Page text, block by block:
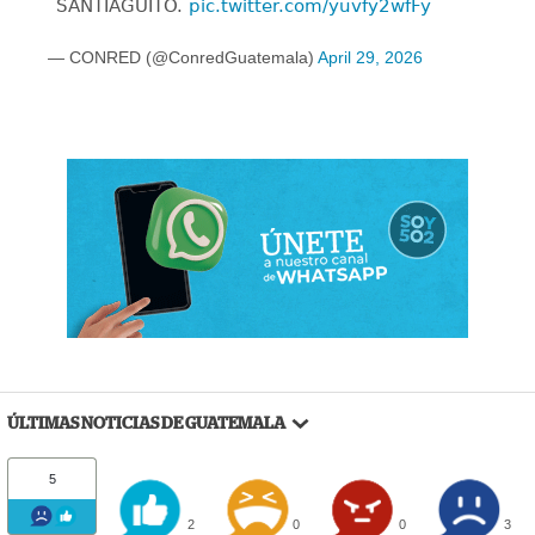
SANTIAGUITO. pic.twitter.com/yuvfy2wfFy
— CONRED (@ConredGuatemala) April 29, 2026
ÚLTIMAS NOTICIAS DE GUATEMALA
5
2 0 0 3